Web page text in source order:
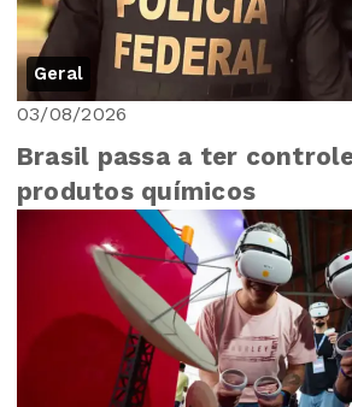
Geral
03/08/2026
Brasil passa a ter
produtos químicos